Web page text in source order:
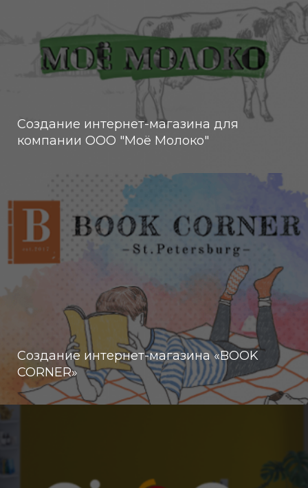
Создание интернет-магазина для
компании ООО "Моё Молоко"
Создание интернет-магазина «BOOK
CORNER»